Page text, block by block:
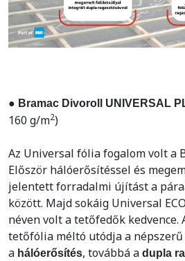
● Bramac Divoroll UNIVERSAL
160 g/m2)
Az Universal fólia fogalom volt a
Először hálóerősítéssel és
jelentett forradalmi újítást a
között. Majd sokáig Universal
néven volt a tetőfedők kedvence.
tetőfólia méltó utódja a
a hálóerősítés, továbbá a dupla